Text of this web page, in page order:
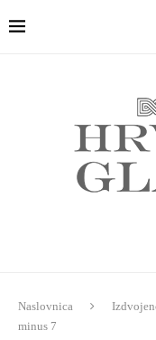
Naslovnica
minus 7